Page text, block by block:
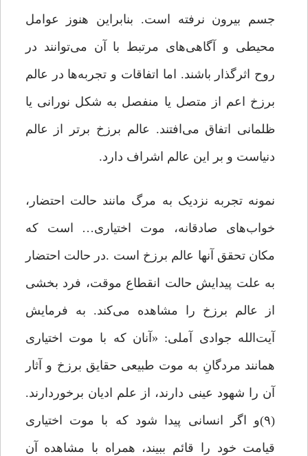
جسم بیرون نرفته ‌است. بنابراین هنوز عوامل
محیطی و آگاهی‌‌های مرتبط با آن می‌توانند در
روح اثرگذار باشند. اما اتفاقات و تجربه‌ها در عالم
برزخ اعم از متصل یا منفصل به شکل نورانی یا
ظلمانی اتفاق می‌افتند. عالم برزخ برتر از عالم
دنیاست و بر این عالم اشراف دارد.
نمونه تجربه نزدیک به مرگ مانند حالت احتضار،
خواب‌های صادقانه، موت اختیاری… است که
مکان تحقق آنها عالم برزخ است .در حالت احتضار
به علت پیدایش حالت انقطاع موقت، فرد بخشی
از عالم برزخ را مشاهده می‌کند. به فرمایش
آیت‌الله جوادی آملی: «آنان که با موت اختیاری
همانند مردگانِ به موت طبیعی حقایق برزخ و آثار
آن را شهود عینی دارند، از علم ادیان برخوردارند.
(۹)و اگر انسانی پیدا شود که با موت اختیاری
قیامت خود را قائم ببیند، همراه با مشاهده آن